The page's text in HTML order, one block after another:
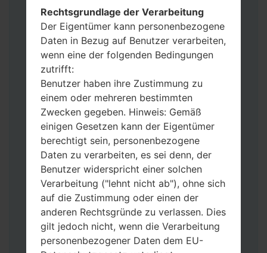
möchten, wählen Sie CSC_***, in einem
anderen Fall wählen Sie HOME_CSC_***
um Ihre Daten zu speichern.
Jetzt schalten Sie das Gerät aus und
aktivieren Sie Download-Modus. Alle
Methoden, wie es geht:
Halten Sie die Power-, Lautstärke- und
Bixbi- Tasten gedrückt.
Halten Sie Lauter- und Leiser-Tasten
gedrückt. Schließen Sie das Telefon mit
einem USB-Kabel an den PC an.
Halten Sie die Power-, Lauter- und
Home-Tasten gedrückt.
Schließen Sie das USB-Kabel an und
halten Sie die Leiser- und Bixbi-Tasten
gedrückt.
Halten Sie die Power- und Lauter-
Tasten gedrückt.
Rechtsgrundlage der Verarbeitung
Der Eigentümer kann personenbezogene
Daten in Bezug auf Benutzer verarbeiten,
wenn eine der folgenden Bedingungen
zutrifft:
Benutzer haben ihre Zustimmung zu
einem oder mehreren bestimmten
Zwecken gegeben. Hinweis: Gemäß
einigen Gesetzen kann der Eigentümer
berechtigt sein, personenbezogene
Daten zu verarbeiten, es sei denn, der
Benutzer widerspricht einer solchen
Verarbeitung ("lehnt nicht ab"), ohne sich
auf die Zustimmung oder einen der
anderen Rechtsgründe zu verlassen. Dies
gilt jedoch nicht, wenn die Verarbeitung
personenbezogener Daten dem EU-